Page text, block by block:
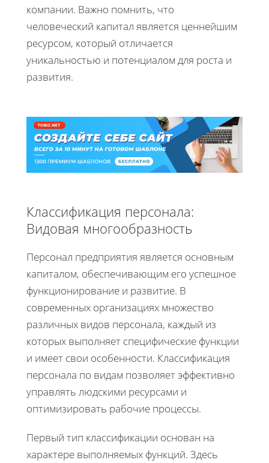
компании. Важно помнить, что
человеческий капитал является ценнейшим
ресурсом, который отличается
уникальностью и потенциалом для роста и
развития.
Классификация персонала:
Видовая многообразность
Персонал предприятия является основным
капиталом, обеспечивающим его успешное
функционирование и развитие. В
современных организациях множество
различных видов персонала, каждый из
которых выполняет специфические функции
и имеет свои особенности. Классификация
персонала по видам позволяет эффективно
управлять людскими ресурсами и
оптимизировать рабочие процессы.
Первый тип классификации основан на
характере выполняемых функций. Здесь